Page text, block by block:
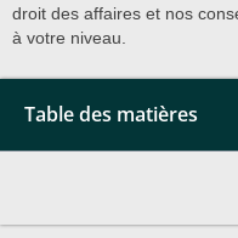
droit des affaires et nos
à votre niveau.
Table des matières